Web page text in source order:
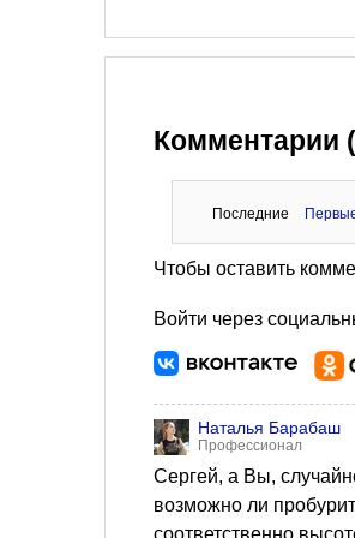
Комментарии
Последние
Чтобы оставить
Войти через
Наталья Барабаш
Профессионал
Сергей, а Вы,
возможно ли